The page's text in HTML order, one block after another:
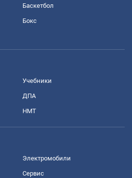
Баскетбол
Бокс
Учебники
ДПА
НМТ
Электромобили
Сервис